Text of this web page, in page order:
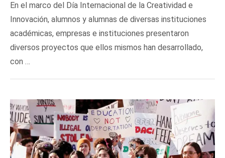
En el marco del Día Internacional de la Creatividad e
Innovación, alumnos y alumnas de diversas instituciones
académicas, empresas e instituciones presentaron
diversos proyectos que ellos mismos han desarrollado,
con …